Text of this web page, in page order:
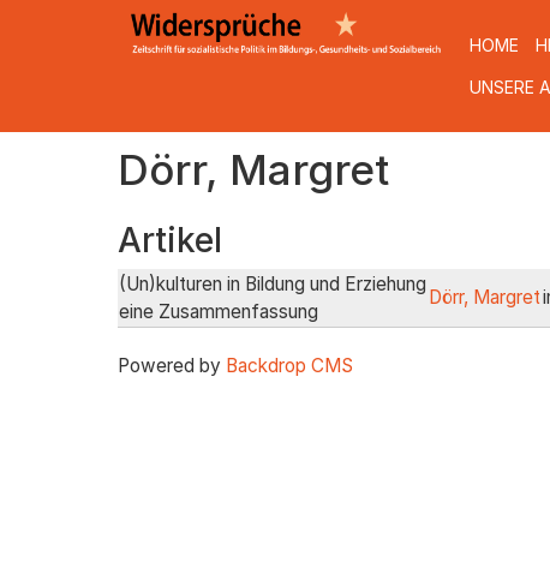
HOME
UNSERE
Dörr, Margret
Artikel
(Un)kulturen in Bildung und Erziehung
eine Zusammenfassung
Dörr, Margret
Powered by Backdrop CMS